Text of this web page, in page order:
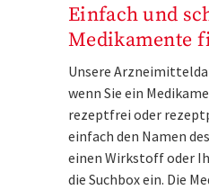
Einfach und
Medikamente
Unsere
wenn Sie ein
rezeptfrei oder
einfach den Namen
einen Wirkstoff oder
die Suchbox ein. Die